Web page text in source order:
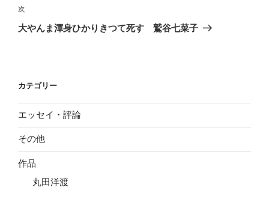
ビ
ゲ
ン
稿
次
の
次
大やんま渾身ひかりきつて死す 鷲谷七菜子
カテゴリー
エッセイ・評論
その他
作品
丸田洋渡